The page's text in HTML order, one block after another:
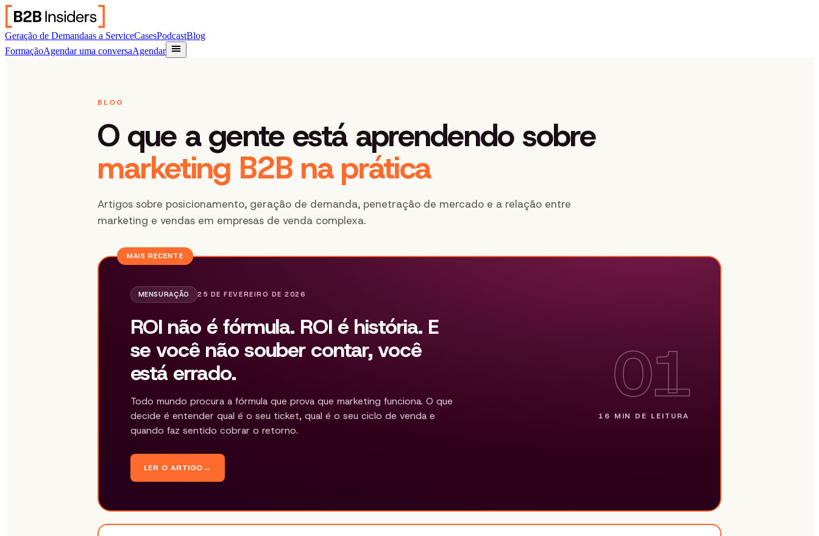
Geração de Demandaas a ServiceCasesPodcastBlog
FormaçãoAgendar uma conversaAgendar
BLOG
O que a gente está aprendendo sobre
marketing B2B na prática
Artigos sobre posicionamento, geração de demanda, penetração de mercado e a relação entre
marketing e vendas em empresas de venda complexa.
MAIS RECENTE
MENSURAÇÃO 25 DE FEVEREIRO DE 2026
ROI não é fórmula. ROI é história. E
se você não souber contar, você
está errado.
Todo mundo procura a fórmula que prova que marketing funciona. O que
decide é entender qual é o seu ticket, qual é o seu ciclo de venda e
quando faz sentido cobrar o retorno.
LER O ARTIGO→
01
16 MIN DE LEITURA